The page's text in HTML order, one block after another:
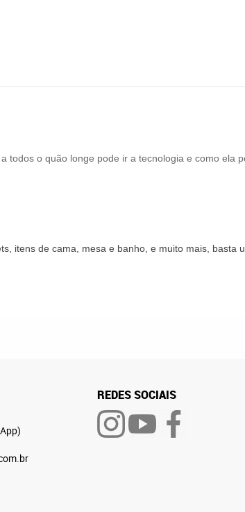
todos o quão longe pode ir a tecnologia e como ela
itens de cama, mesa e banho, e muito mais, basta
REDES SOCIAIS